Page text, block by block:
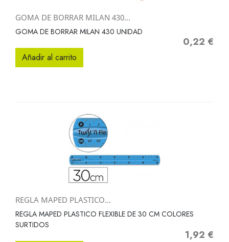
GOMA DE BORRAR MILAN 430...
GOMA DE BORRAR MILAN 430 UNIDAD
Precio
0,22 €
Añadir al carrito
REGLA MAPED PLASTICO...
REGLA MAPED PLASTICO FLEXIBLE DE 30 CM COLORES
SURTIDOS
Precio
1,92 €